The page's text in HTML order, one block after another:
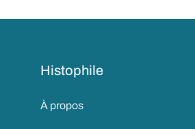
Histophile
À propos